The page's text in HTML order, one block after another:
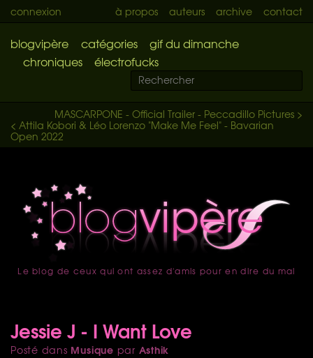
connexion à propos auteurs archive contact
blogvipère catégories
gif du dimanche
chroniques
électrofucks
MASCARPONE - Official Trailer - Peccadillo Pictures >
< Attila Kobori & Léo Lorenzo "Make Me Feel" - Bavarian
Open 2022
accueil
Le blog de ceux qui ont assez d'amis pour en dire du mal
Jessie J - I Want Love
Posté dans Musique par Asthik